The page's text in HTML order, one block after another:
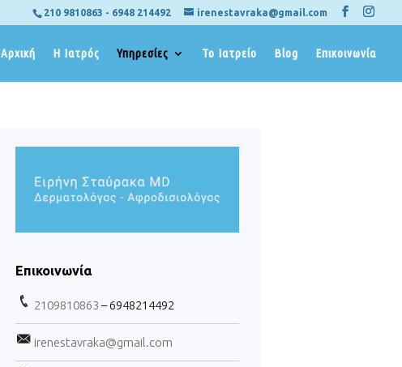
210 9810863 - 6948 214492 irenestavraka@gmail.com
Αρχική Η Ιατρός Υπηρεσίες Το Ιατρείο Blog Επικοινωνία
Επικοινωνία
2109810863 – 6948214492
irenestavraka@gmail.com